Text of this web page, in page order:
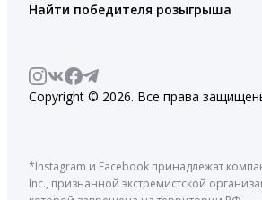
Найти победителя розыгрыша
Copyright © 2026. Все права
*Instagram и Facebook принадлежат
Inc., признанной экстремистской